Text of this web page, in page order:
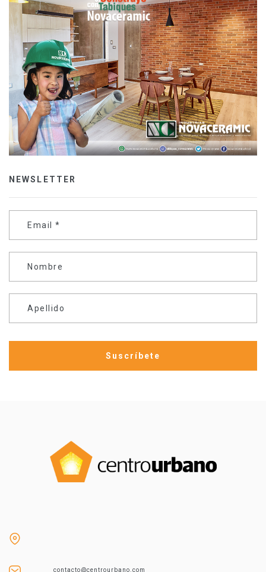
NEWSLETTER
Email *
Nombre
Apellido
contacto@centrourbano.com